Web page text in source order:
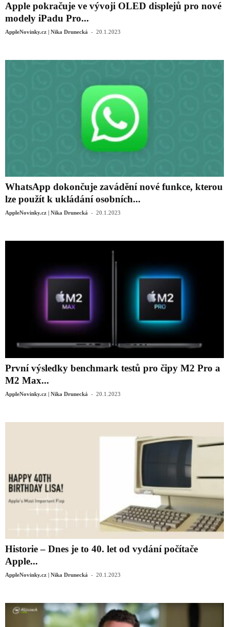
Apple pokračuje ve vývoji OLED displejů pro nové
modely iPadu Pro...
AppleNovinky.cz | Nika Drunecká - 20.1.2023
WhatsApp dokončuje zavádění nové funkce, kterou
lze použít k ukládání osobních...
AppleNovinky.cz | Nika Drunecká - 20.1.2023
První výsledky benchmark testů pro čipy M2 Pro a
M2 Max...
AppleNovinky.cz | Nika Drunecká - 20.1.2023
Historie – Dnes je to 40. let od vydání počítače
Apple...
AppleNovinky.cz | Nika Drunecká - 20.1.2023